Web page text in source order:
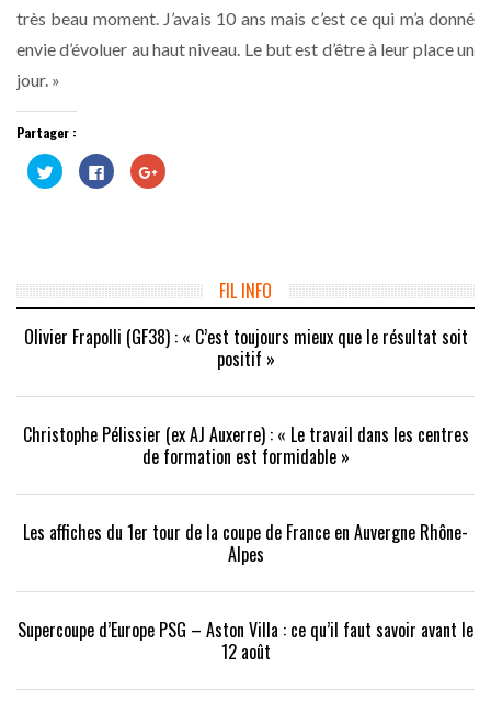
très beau moment. J’avais 10 ans mais c’est ce qui m’a donné
envie d’évoluer au haut niveau. Le but est d’être à leur place un
jour. »
Partager :
Cliquez
pour
partager
Cliquez
pour
partager
Cliquez
pour
fenêtre)
FIL INFO
Olivier Frapolli (GF38) : « C’est toujours mieux que le résultat soit
positif »
Christophe Pélissier (ex AJ Auxerre) : « Le travail dans les centres
de formation est formidable »
Les affiches du 1er tour de la coupe de France en Auvergne Rhône-
Alpes
Supercoupe d’Europe PSG – Aston Villa : ce qu’il faut savoir avant le
12 août